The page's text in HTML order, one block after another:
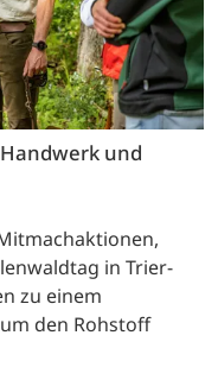
und
in Trier-
zu einem
den Rohstoff